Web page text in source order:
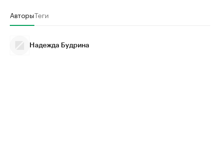
АвторыТеги
Надежда Будрина